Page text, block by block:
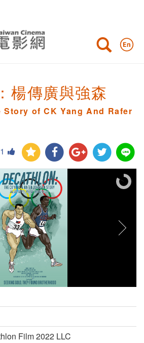
楊傳廣與強森
Story of CK Yang And Rafer
1
森劇照
Film 2022 LLC